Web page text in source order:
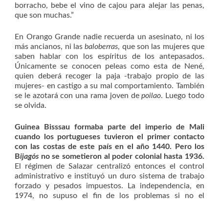
borracho, bebe el vino de cajou para alejar las penas,
que son muchas.”
En Orango Grande nadie recuerda un asesinato, ni los
más ancianos, ni lasbaloberras, que son las mujeres que
saben hablar con los espíritus de los antepasados.
Únicamente se conocen peleas como esta de Nené,
quien deberá recoger la paja -trabajo propio de las
mujeres- en castigo a su mal comportamiento. También
se le azotará con una rama joven depoilao. Luego todo
se olvida.
Guinea Bisssau formaba parte del imperio de Mali
cuando los portugueses tuvieron el primer contacto
con las costas de este país en el año 1440. Pero los
Bijagós no se sometieron al poder colonial hasta 1936.
El régimen de Salazar centralizó entonces el control
administrativo e instituyó un duro sistema de trabajo
forzado y pesados impuestos. La independencia, en
1974, no supuso el fin de los problemas si no el